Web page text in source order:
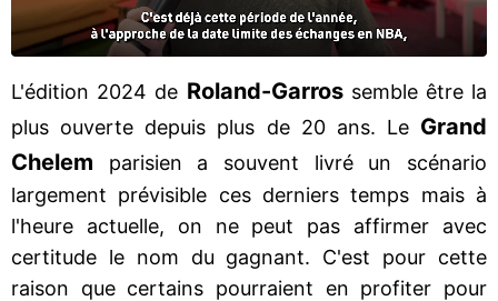
L'édition 2024 de Roland-Garrossemble être la
plus ouverte depuis plus de 20 ans. Le Grand
Chelem parisien a souvent livré un scénario
largement prévisible ces derniers temps mais à
l'heure actuelle, on ne peut pas affirmer avec
certitude le nom du gagnant. C'est pour cette
raison que certains pourraient en profiter pour